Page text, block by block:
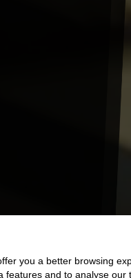
you a better browsing
features and to analyse